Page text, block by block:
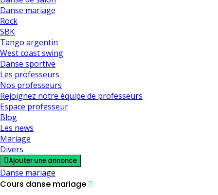
Danse mariage
Rock
SBK
Tango argentin
West coast swing
Danse sportive
Les professeurs
Nos professeurs
Rejoignez notre équipe de professeurs
Espace professeur
Blog
Les news
Mariage
Divers
Ajouter une annonce
Danse mariage
Cours danse mariage